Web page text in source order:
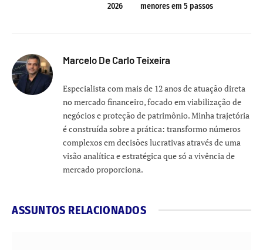
2026
menores em 5 passos
Marcelo De Carlo Teixeira
Especialista com mais de 12 anos de atuação direta
no mercado financeiro, focado em viabilização de
negócios e proteção de patrimônio. Minha trajetória
é construída sobre a prática: transformo números
complexos em decisões lucrativas através de uma
visão analítica e estratégica que só a vivência de
mercado proporciona.
ASSUNTOS RELACIONADOS